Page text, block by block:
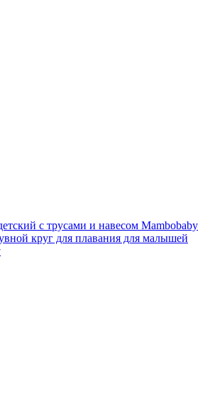
с трусами и навесом Mambobaby
круг для плавания для малышей